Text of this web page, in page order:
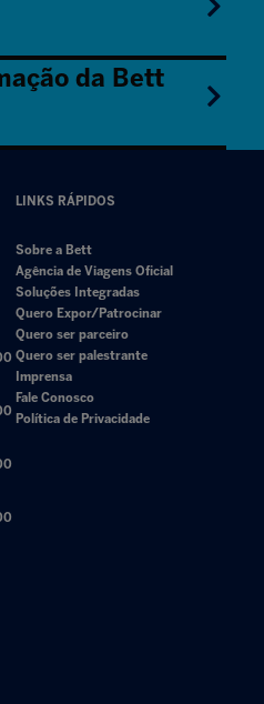
da Bett
LINKS RÁPIDOS
Sobre a Bett
Agência de Viagens Oficial
Soluções Integradas
Quero Expor/Patrocinar
Quero ser parceiro
Quero ser palestrante
Imprensa
Fale Conosco
Política de Privacidade